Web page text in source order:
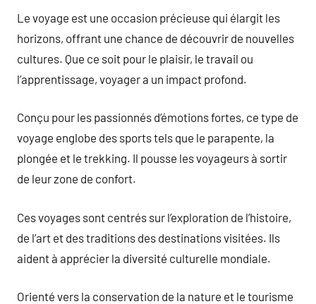
Le voyage est une occasion précieuse qui élargit les
horizons, offrant une chance de découvrir de nouvelles
cultures. Que ce soit pour le plaisir, le travail ou
l’apprentissage, voyager a un impact profond.
Conçu pour les passionnés d’émotions fortes, ce type de
voyage englobe des sports tels que le parapente, la
plongée et le trekking. Il pousse les voyageurs à sortir
de leur zone de confort.
Ces voyages sont centrés sur l’exploration de l’histoire,
de l’art et des traditions des destinations visitées. Ils
aident à apprécier la diversité culturelle mondiale.
Orienté vers la conservation de la nature et le tourisme